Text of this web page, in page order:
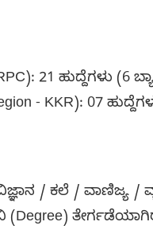
21 ಹುದ್ದೆಗಳು (6
- KKR): 07
/ ಕಲೆ / ವಾಣಿಜ್ಯ /